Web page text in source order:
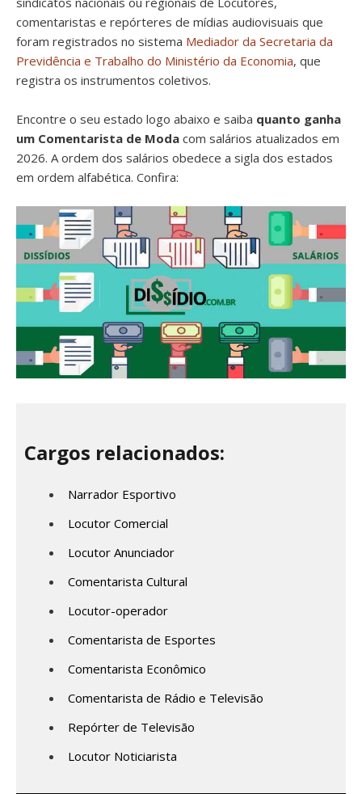
comentaristas e repórteres de mídias audiovisuais que
foram registrados no sistema Mediador da Secretaria da
Previdência e Trabalho do Ministério da Economia, que
registra os instrumentos coletivos.
Encontre o seu estado logo abaixo e saiba quanto ganha
um Comentarista de Moda com salários atualizados em
2026. A ordem dos salários obedece a sigla dos estados
em ordem alfabética. Confira:
Cargos relacionados:
Narrador Esportivo
Locutor Comercial
Locutor Anunciador
Comentarista Cultural
Locutor-operador
Comentarista de Esportes
Comentarista Econômico
Comentarista de Rádio e Televisão
Repórter de Televisão
Locutor Noticiarista